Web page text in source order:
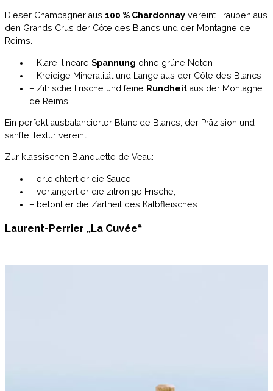
Dieser Champagner aus 100 % Chardonnay vereint Trauben aus
den Grands Crus der Côte des Blancs und der Montagne de
Reims.
– Klare, lineare Spannung ohne grüne Noten
– Kreidige Mineralität und Länge aus der Côte des Blancs
– Zitrische Frische und feine Rundheit aus der Montagne
de Reims
Ein perfekt ausbalancierter Blanc de Blancs, der Präzision und
sanfte Textur vereint.
Zur klassischen Blanquette de Veau:
– erleichtert er die Sauce,
– verlängert er die zitronige Frische,
– betont er die Zartheit des Kalbfleisches.
Laurent-Perrier „La Cuvée“